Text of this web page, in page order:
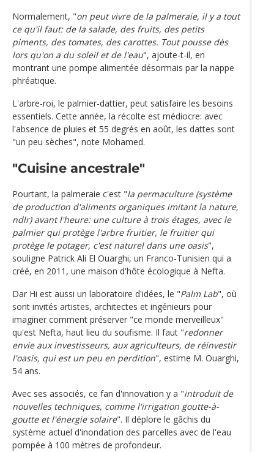
Normalement, "on peut vivre de la palmeraie, il y a tout
ce qu'il faut: de la salade, des fruits, des petits
piments, des tomates, des carottes. Tout pousse dès
lors qu'on a du soleil et de l'eau", ajoute-t-il, en
montrant une pompe alimentée désormais par la nappe
phréatique.
L'arbre-roi, le palmier-dattier, peut satisfaire les besoins
essentiels. Cette année, la récolte est médiocre: avec
l'absence de pluies et 55 degrés en août, les dattes sont
"un peu sèches", note Mohamed.
"Cuisine ancestrale"
Pourtant, la palmeraie c'est "la permaculture (système
de production d'aliments organiques imitant la nature,
ndlr) avant l'heure: une culture à trois étages, avec le
palmier qui protège l'arbre fruitier, le fruitier qui
protège le potager, c'est naturel dans une oasis",
souligne Patrick Ali El Ouarghi, un Franco-Tunisien qui a
créé, en 2011, une maison d'hôte écologique à Nefta.
Dar Hi est aussi un laboratoire d'idées, le "Palm Lab", où
sont invités artistes, architectes et ingénieurs pour
imaginer comment préserver "ce monde merveilleux"
qu'est Nefta, haut lieu du soufisme. Il faut "redonner
envie aux investisseurs, aux agriculteurs, de réinvestir
l'oasis, qui est un peu en perdition", estime M. Ouarghi,
54 ans.
Avec ses associés, ce fan d'innovation y a "introduit de
nouvelles techniques, comme l'irrigation goutte-à-
goutte et l'énergie solaire". Il déplore le gâchis du
système actuel d'inondation des parcelles avec de l'eau
pompée à 100 mètres de profondeur.